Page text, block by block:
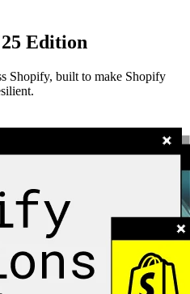
Edition
Shopify, built to make Shopify